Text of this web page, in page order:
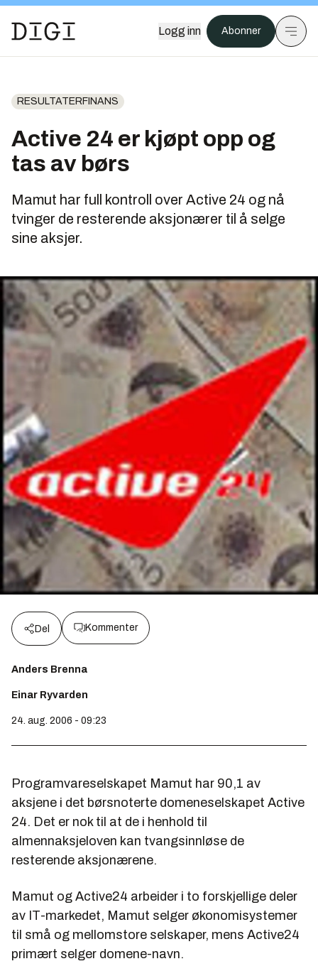
Logg inn Abonner
RESULTATERFINANS
Active 24 er kjøpt opp og
tas av børs
Mamut har full kontroll over Active 24 og nå
tvinger de resterende aksjonærer til å selge
sine aksjer.
Del Kommenter
Anders Brenna
Einar Ryvarden
24. aug. 2006 - 09:23
Programvareselskapet Mamut har 90,1 av
aksjene i det børsnoterte domeneselskapet Active
24. Det er nok til at de i henhold til
almennaksjeloven kan tvangsinnløse de
resterende aksjonærene.
Mamut og Active24 arbeider i to forskjellige deler
av IT-markedet, Mamut selger økonomisystemer
til små og mellomstore selskaper, mens Active24
primært selger domene-navn.